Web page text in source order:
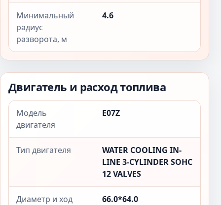
Минимальный
радиус
разворота, м
4.6
Двигатель и расход топлива
Модель
двигателя
E07Z
Тип двигателя
WATER COOLING IN-
LINE 3-CYLINDER SOHC
12 VALVES
Диаметр и ход
66.0*64.0